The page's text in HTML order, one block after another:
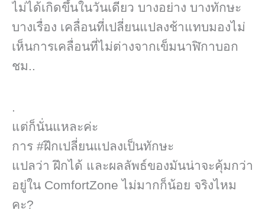
ไม่ได้เกิดขึ้นในวันเดียว บางอย่าง บางทักษะ
บางเรื่อง เคลื่อนที่เปลี่ยนแปลงช้าแทบมองไม่
เห็นการเคลื่อนที่ไม่ต่างจากเข็มนาฬิกาบอก
ชม..
.
แต่ก็นั่นแหละค่ะ
การ #ฝึกเปลี่ยนแปลง​เป็นทักษะ
แปลว่า ฝึกได้ และผลลัพธ์​ของมันน่าจะคุ้มกว่า
อยู่ใน ComfortZone​ ​ไม่มากก็น้อย จริงไหม
คะ?